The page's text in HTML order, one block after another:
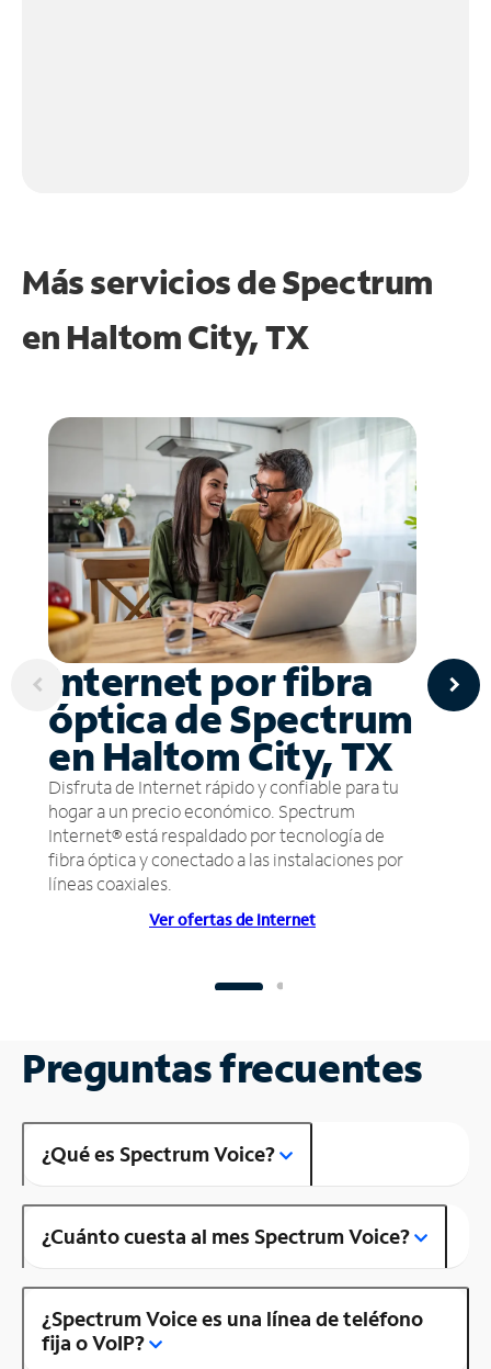
Más servicios de Spectrum
en Haltom City, TX
Internet por fibra
óptica de Spectrum
en Haltom City, TX
Disfruta de Internet rápido y confiable para tu
hogar a un precio económico. Spectrum
Internet® está respaldado por tecnología de
fibra óptica y conectado a las instalaciones por
líneas coaxiales.
Ver ofertas de Internet
Preguntas frecuentes
¿Qué es Spectrum Voice?
¿Cuánto cuesta al mes Spectrum Voice?
¿Spectrum Voice es una línea de teléfono
fija o VoIP?